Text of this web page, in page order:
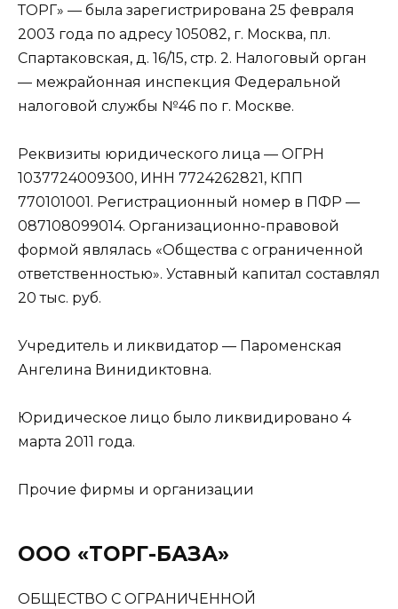
ТОРГ» — была зарегистрирована 25 февраля
2003 года по адресу 105082, г. Москва, пл.
Спартаковская, д. 16/15, стр. 2. Налоговый орган
— межрайонная инспекция Федеральной
налоговой службы №46 по г. Москве.
Реквизиты юридического лица — ОГРН
1037724009300, ИНН 7724262821, КПП
770101001. Регистрационный номер в ПФР —
087108099014. Организационно-правовой
формой являлась «Общества с ограниченной
ответственностью». Уставный капитал составлял
20 тыс. руб.
Учредитель и ликвидатор — Пароменская
Ангелина Винидиктовна.
Юридическое лицо было ликвидировано 4
марта 2011 года.
Прочие фирмы и организации
ООО «ТОРГ-БАЗА»
ОБЩЕСТВО С ОГРАНИЧЕННОЙ